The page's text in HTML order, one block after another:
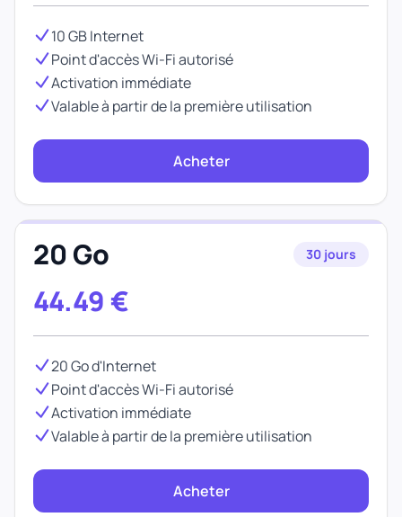
10 GB Internet
Point d'accès Wi-Fi autorisé
Activation immédiate
Valable à partir de la première utilisation
Acheter
20 Go 30 jours
44.49 €
20 Go d'Internet
Point d'accès Wi-Fi autorisé
Activation immédiate
Valable à partir de la première utilisation
Acheter